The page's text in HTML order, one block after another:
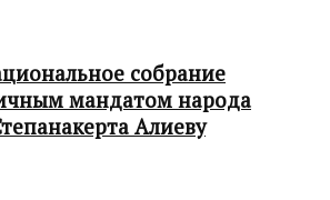
собрание
мандатом народа
Алиеву